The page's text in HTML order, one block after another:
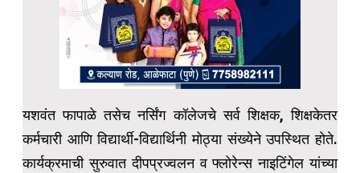
यशवंत फापाळे तसेच नर्सिंग कॉलेजचे सर्व शिक्षक, शिक्षकेतर
कर्मचारी आणि विद्यार्थी-विद्यार्थिनी मोठ्या संख्येने उपस्थित होते.
कार्यक्रमाची सुरुवात दीपप्रज्वलन व फ्लोरेन्स नाइटिंगेल यांच्या